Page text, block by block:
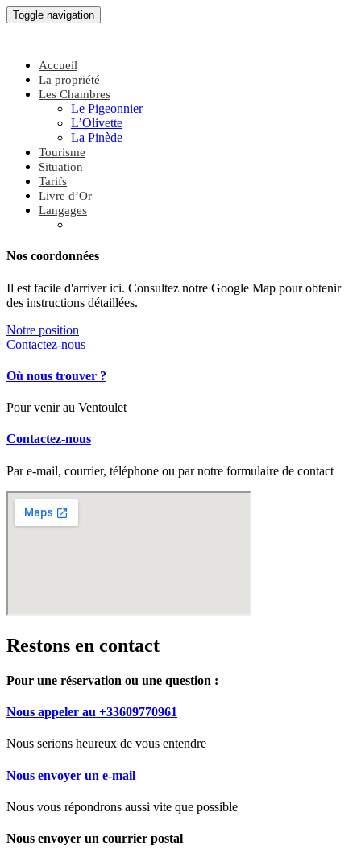
Toggle navigation
Accueil
La propriété
Les Chambres
Le Pigeonnier
L’Olivette
La Pinède
Tourisme
Situation
Tarifs
Livre d’Or
Langages
Nos coordonnées
Il est facile d'arriver ici. Consultez notre Google Map pour obtenir
des instructions détaillées.
Notre position
Contactez-nous
Où nous trouver ?
Pour venir au Ventoulet
Contactez-nous
Par e-mail, courrier, téléphone ou par notre formulaire de contact
Restons en contact
Pour une réservation ou une question :
Nous appeler au +33609770961
Nous serions heureux de vous entendre
Nous envoyer un e-mail
Nous vous répondrons aussi vite que possible
Nous envoyer un courrier postal